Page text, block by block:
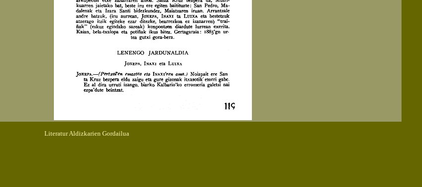
Literatur Aldizkarien Gordailua